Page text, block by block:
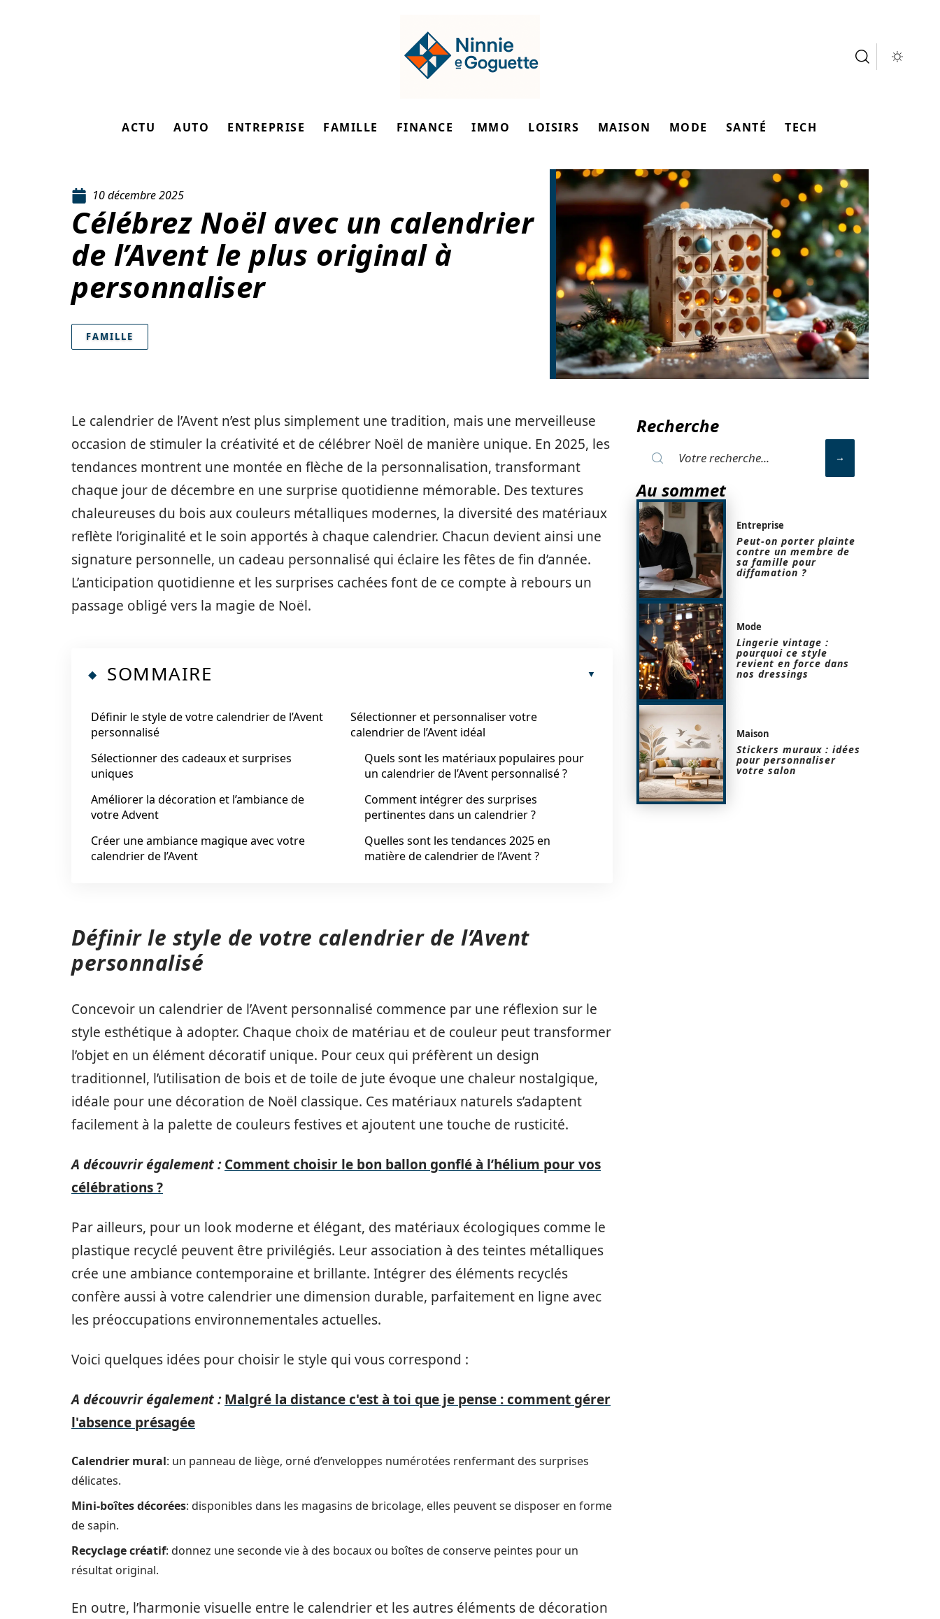
ACTU AUTO ENTREPRISE FAMILLE FINANCE IMMO LOISIRS MAISON MODE SANTÉ TECH
10 décembre 2025
Célébrez Noël avec un calendrier
de l’Avent le plus original à
personnaliser
FAMILLE
Le calendrier de l’Avent n’est plus simplement une tradition, mais une merveilleuse
occasion de stimuler la créativité et de célébrer Noël de manière unique. En 2025, les
tendances montrent une montée en flèche de la personnalisation, transformant
chaque jour de décembre en une surprise quotidienne mémorable. Des textures
chaleureuses du bois aux couleurs métalliques modernes, la diversité des matériaux
reflète l’originalité et le soin apportés à chaque calendrier. Chacun devient ainsi une
signature personnelle, un cadeau personnalisé qui éclaire les fêtes de fin d’année.
L’anticipation quotidienne et les surprises cachées font de ce compte à rebours un
passage obligé vers la magie de Noël.
SOMMAIRE
Définir le style de votre calendrier de l’Avent
personnalisé
Sélectionner des cadeaux et surprises
uniques
Améliorer la décoration et l’ambiance de
votre Advent
Créer une ambiance magique avec votre
calendrier de l’Avent
Sélectionner et personnaliser votre
calendrier de l’Avent idéal
Quels sont les matériaux populaires pour
un calendrier de l’Avent personnalisé ?
Comment intégrer des surprises
pertinentes dans un calendrier ?
Quelles sont les tendances 2025 en
matière de calendrier de l’Avent ?
Définir le style de votre calendrier de l’Avent
personnalisé
Concevoir un calendrier de l’Avent personnalisé commence par une réflexion sur le
style esthétique à adopter. Chaque choix de matériau et de couleur peut transformer
l’objet en un élément décoratif unique. Pour ceux qui préfèrent un design
traditionnel, l’utilisation de bois et de toile de jute évoque une chaleur nostalgique,
idéale pour une décoration de Noël classique. Ces matériaux naturels s’adaptent
facilement à la palette de couleurs festives et ajoutent une touche de rusticité.
A découvrir également : Comment choisir le bon ballon gonflé à l’hélium pour vos
célébrations ?
Par ailleurs, pour un look moderne et élégant, des matériaux écologiques comme le
plastique recyclé peuvent être privilégiés. Leur association à des teintes métalliques
crée une ambiance contemporaine et brillante. Intégrer des éléments recyclés
confère aussi à votre calendrier une dimension durable, parfaitement en ligne avec
les préoccupations environnementales actuelles.
Voici quelques idées pour choisir le style qui vous correspond :
A découvrir également : Malgré la distance c'est à toi que je pense : comment gérer
l'absence présagée
Calendrier mural: un panneau de liège, orné d’enveloppes numérotées renfermant des surprises
délicates.
Mini-boîtes décorées: disponibles dans les magasins de bricolage, elles peuvent se disposer en forme
de sapin.
Recyclage créatif: donnez une seconde vie à des bocaux ou boîtes de conserve peintes pour un
résultat original.
En outre, l’harmonie visuelle entre le calendrier et les autres éléments de décoration
Recherche
Au sommet
Entreprise
Peut-on porter plainte
contre un membre de
sa famille pour
diffamation ?
Mode
Lingerie vintage :
pourquoi ce style
revient en force dans
nos dressings
Maison
Stickers muraux : idées
pour personnaliser
votre salon